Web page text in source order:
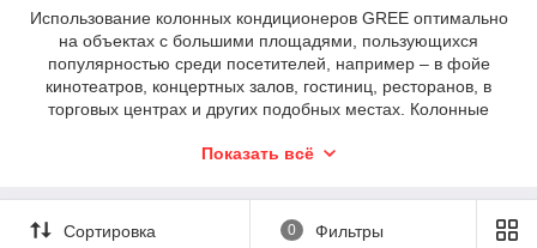
Использование колонных кондиционеров GREE оптимально
на объектах с большими площадями, пользующихся
популярностью среди посетителей, например – в фойе
кинотеатров, концертных залов, гостиниц, ресторанов, в
торговых центрах и других подобных местах. Колонные
системы с напольным монтажом, способные за короткий
помещениях с высокими потолками.
Показать всё
Сортировка 0 Фильтры